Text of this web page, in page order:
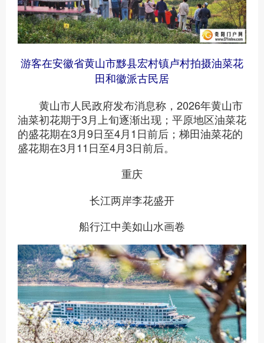
游客在安徽省黄山市黟县宏村镇卢村拍摄油菜花
田和徽派古民居
黄山市人民政府发布消息称，2026年黄山市
油菜初花期于3月上旬逐渐出现；平原地区油菜花
的盛花期在3月9日至4月1日前后；梯田油菜花的
盛花期在3月11日至4月3日前后。
重庆
长江两岸李花盛开
船行江中美如山水画卷